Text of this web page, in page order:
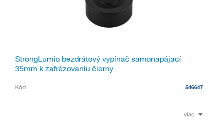
StrongLumio bezdrátový vypínač samonapájací
35mm k zafrézovaniu čierny
Kód 546647
viac